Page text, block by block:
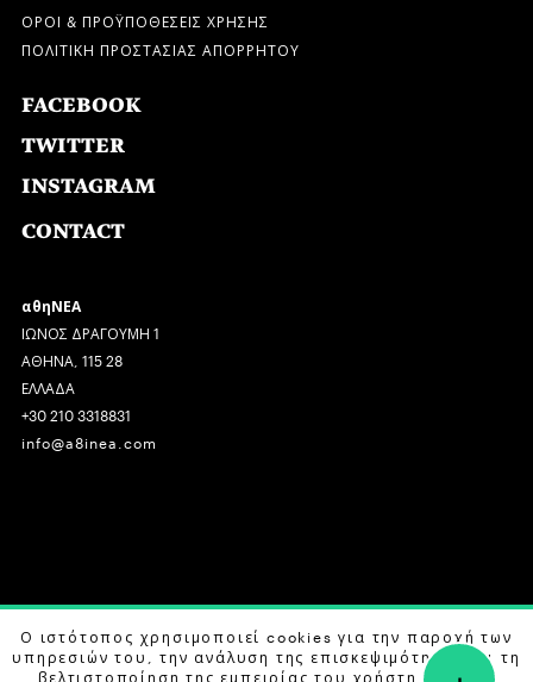
ΟΡΟΙ & ΠΡΟΫΠΟΘΕΣΕΙΣ ΧΡΗΣΗΣ
ΠΟΛΙΤΙΚΗ ΠΡΟΣΤΑΣΙΑΣ ΑΠΟΡΡΗΤΟΥ
FACEBOOK
TWITTER
INSTAGRAM
CONTACT
αθηΝΕΑ
ΙΩΝΟΣ ΔΡΑΓΟΥΜΗ 1
ΑΘΗΝΑ, 115 28
ΕΛΛΑΔΑ
+30 210 3318831
info@a8inea.com
COPYRIGHT © 2026 αθηΝΕΑ, ALL RIGHTS RESERVED.
DESIGN BY G DESIGN STUDIO. DEVELOPED BYB LABS
Ο ιστότοπος χρησιμοποιεί cookies για την παροχή των
υπηρεσιών του, την ανάλυση της επισκεψιμότητας και τη
βελτιστοποίηση της εμπειρίας του χρήστη. Μάθετε